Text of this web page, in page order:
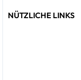
NÜTZLICHE LINKS